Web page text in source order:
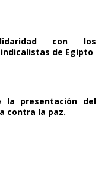
con los
de Egipto
la presentación del
contra la paz.